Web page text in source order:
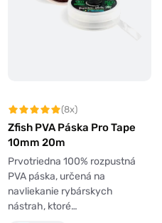
(8x)
Zfish PVA Páska Pro Tape
10mm 20m
Prvotriedna 100% rozpustná
PVA páska, určená na
navliekanie rybárskych
nástrah, ktoré…